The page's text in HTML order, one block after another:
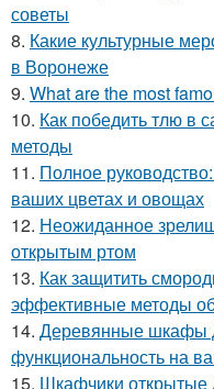
советы
8. Какие культурные
в Воронеже
9. What are the most
10. Как победить тлю в
методы
11. Полное
ваших цветах и овощах
12. Неожиданное
открытым ртом
13. Как защитить
эффективные методы
14. Деревянные шкафы
функциональность на
15. Шкафчики открытые